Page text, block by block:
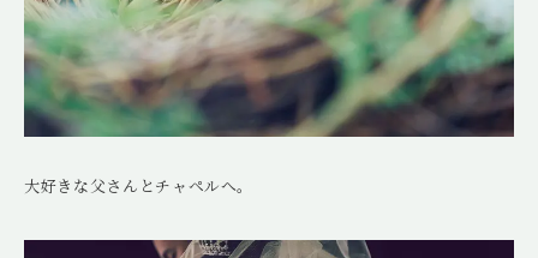
大好きな父さんとチャペルへ。